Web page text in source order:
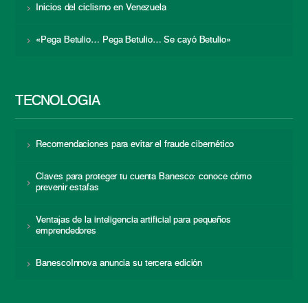
Inicios del ciclismo en Venezuela
«Pega Betulio… Pega Betulio… Se cayó Betulio»
TECNOLOGÍA
Recomendaciones para evitar el fraude cibernético
Claves para proteger tu cuenta Banesco: conoce cómo
prevenir estafas
Ventajas de la inteligencia artificial para pequeños
emprendedores
BanescoInnova anuncia su tercera edición